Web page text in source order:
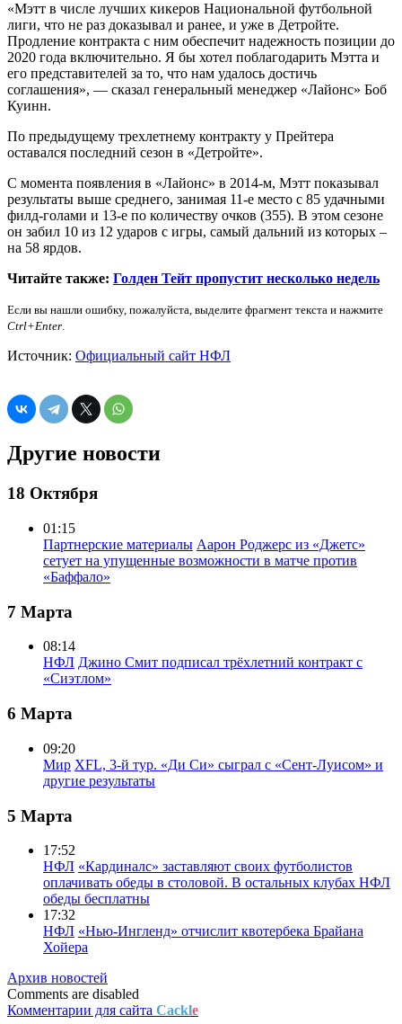
«Мэтт в числе лучших кикеров Национальной футбольной
лиги, что не раз доказывал и ранее, и уже в Детройте.
Продление контракта с ним обеспечит надежность позиции до
2020 года включительно. Я бы хотел поблагодарить Мэтта и
его представителей за то, что нам удалось достичь
соглашения», — сказал генеральный менеджер «Лайонс» Боб
Куинн.
По предыдущему трехлетнему контракту у Прейтера
оставался последний сезон в «Детройте».
С момента появления в «Лайонс» в 2014-м, Мэтт показывал
результаты выше среднего, занимая 11-е место с 85 удачными
филд-голами и 13-е по количеству очков (355). В этом сезоне
он забил 10 из 12 ударов с игры, самый дальний из которых –
на 58 ярдов.
Читайте также: Голден Тейт пропустит несколько недель
Если вы нашли ошибку, пожалуйста, выделите фрагмент текста и нажмите
Ctrl+Enter.
Источник: Официальный сайт НФЛ
Другие новости
18 Октября
01:15
Партнерские материалы Аарон Роджерс из «Джетс»
сетует на упущенные возможности в матче против
«Баффало»
7 Марта
08:14
НФЛ Джино Смит подписал трёхлетний контракт с
«Сиэтлом»
6 Марта
09:20
Мир XFL, 3-й тур. «Ди Си» сыграл с «Сент-Луисом» и
другие результаты
5 Марта
17:52
НФЛ «Кардиналс» заставляют своих футболистов
оплачивать обеды в столовой. В остальных клубах НФЛ
обеды бесплатны
17:32
НФЛ «Нью-Ингленд» отчислит квотербека Брайана
Хойера
Архив новостей
Comments are disabled
Комментарии для сайта Cackle